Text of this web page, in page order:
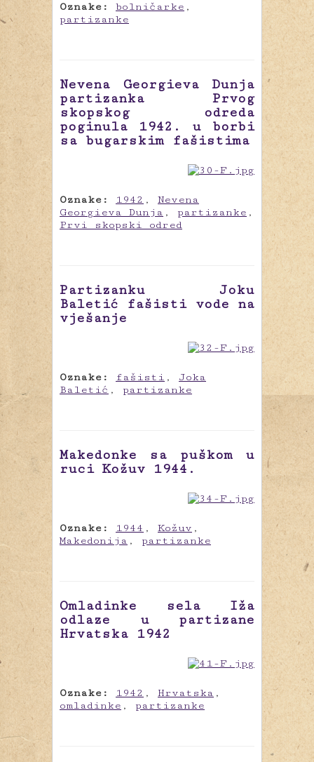
Oznake: bolničarke ,
partizanke
Nevena Georgieva Dunja
partizanka Prvog
skopskog odreda
poginula 1942. u borbi
sa bugarskim fašistima
Oznake: 1942 , Nevena
Georgieva Dunja , partizanke ,
Prvi skopski odred
Partizanku Joku
Baletić fašisti vode na
vješanje
Oznake: fašisti , Joka
Baletić , partizanke
Makedonke sa puškom u
ruci Kožuv 1944.
Oznake: 1944 , Kožuv ,
Makedonija , partizanke
Omladinke sela Iža
odlaze u partizane
Hrvatska 1942
Oznake: 1942 , Hrvatska ,
omladinke , partizanke